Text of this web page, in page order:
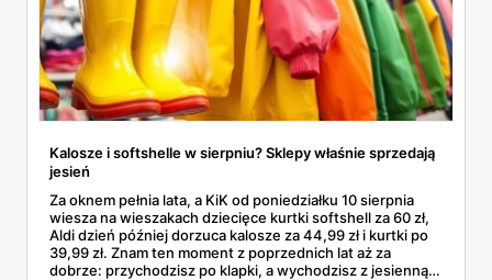
Kalosze i softshelle w sierpniu? Sklepy właśnie sprzedają
jesień
Za oknem pełnia lata, a KiK od poniedziałku 10 sierpnia
wiesza na wieszakach dziecięce kurtki softshell za 60 zł,
Aldi dzień później dorzuca kalosze za 44,99 zł i kurtki po
39,99 zł. Znam ten moment z poprzednich lat aż za
dobrze: przychodzisz po klapki, a wychodzisz z jesienną